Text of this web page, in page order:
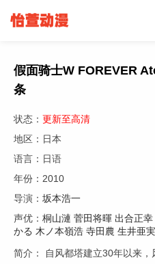
假面骑士W FOREVER
条
状态： 更新至高清
地区：日本
语言：日语
年份：2010
导演： 坂本浩一
声优： 桐山漣 菅田将暉 出合正幸
かる 木ノ本嶺浩 寺田農 生井亜実
简介：
自风都塔建立30年以来